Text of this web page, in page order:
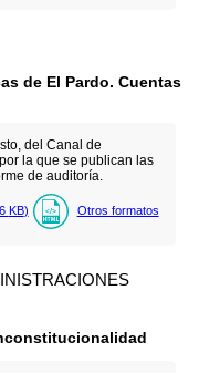
de El Pardo. Cuentas
del Canal de
la que se publican las
de auditoría.
KB) Otros formatos